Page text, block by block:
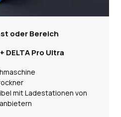
oder Bereich
DELTA Pro Ultra
mit Ladestationen von